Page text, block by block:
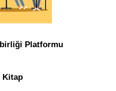
Platformu
Kitap